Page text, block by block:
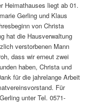
Heimathauses liegt ab 01.
Gerling und Klaus
von Christa
hat die Hausverwaltung
verstorbenen Mann
dass wir erneut zwei
haben, Christa und
für die jahrelange Arbeit
Für
unter Tel. 0571-